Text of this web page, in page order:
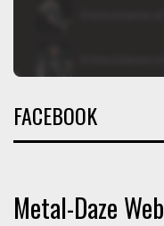
FACEBOOK
Metal-Daze